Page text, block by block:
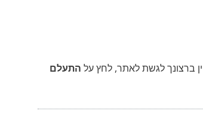
ברצונך לגשת לאתר, לחץ על התעלם